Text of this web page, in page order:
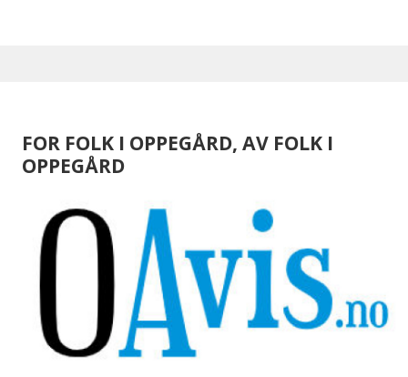
FOR FOLK I OPPEGÅRD, AV FOLK I
OPPEGÅRD